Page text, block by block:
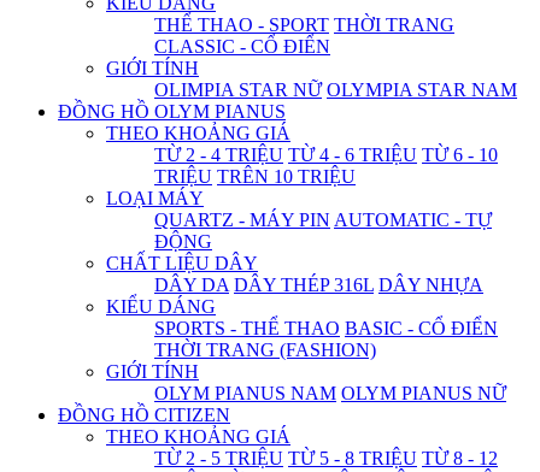
THỂ THAO - SPORT THỜI TRANG
CLASSIC - CỔ ĐIỂN
GIỚI TÍNH
OLIMPIA STAR NỮ OLYMPIA STAR NAM
ĐỒNG HỒ OLYM PIANUS
THEO KHOẢNG GIÁ
TỪ 2 - 4 TRIỆU TỪ 4 - 6 TRIỆU TỪ 6 - 10
TRIỆU TRÊN 10 TRIỆU
LOẠI MÁY
QUARTZ - MÁY PIN AUTOMATIC - TỰ
ĐỘNG
CHẤT LIỆU DÂY
DÂY DA DÂY THÉP 316L DÂY NHỰA
KIỂU DÁNG
SPORTS - THỂ THAO BASIC - CỔ ĐIỂN
THỜI TRANG (FASHION)
GIỚI TÍNH
OLYM PIANUS NAM OLYM PIANUS NỮ
ĐỒNG HỒ CITIZEN
THEO KHOẢNG GIÁ
TỪ 2 - 5 TRIỆU TỪ 5 - 8 TRIỆU TỪ 8 - 12